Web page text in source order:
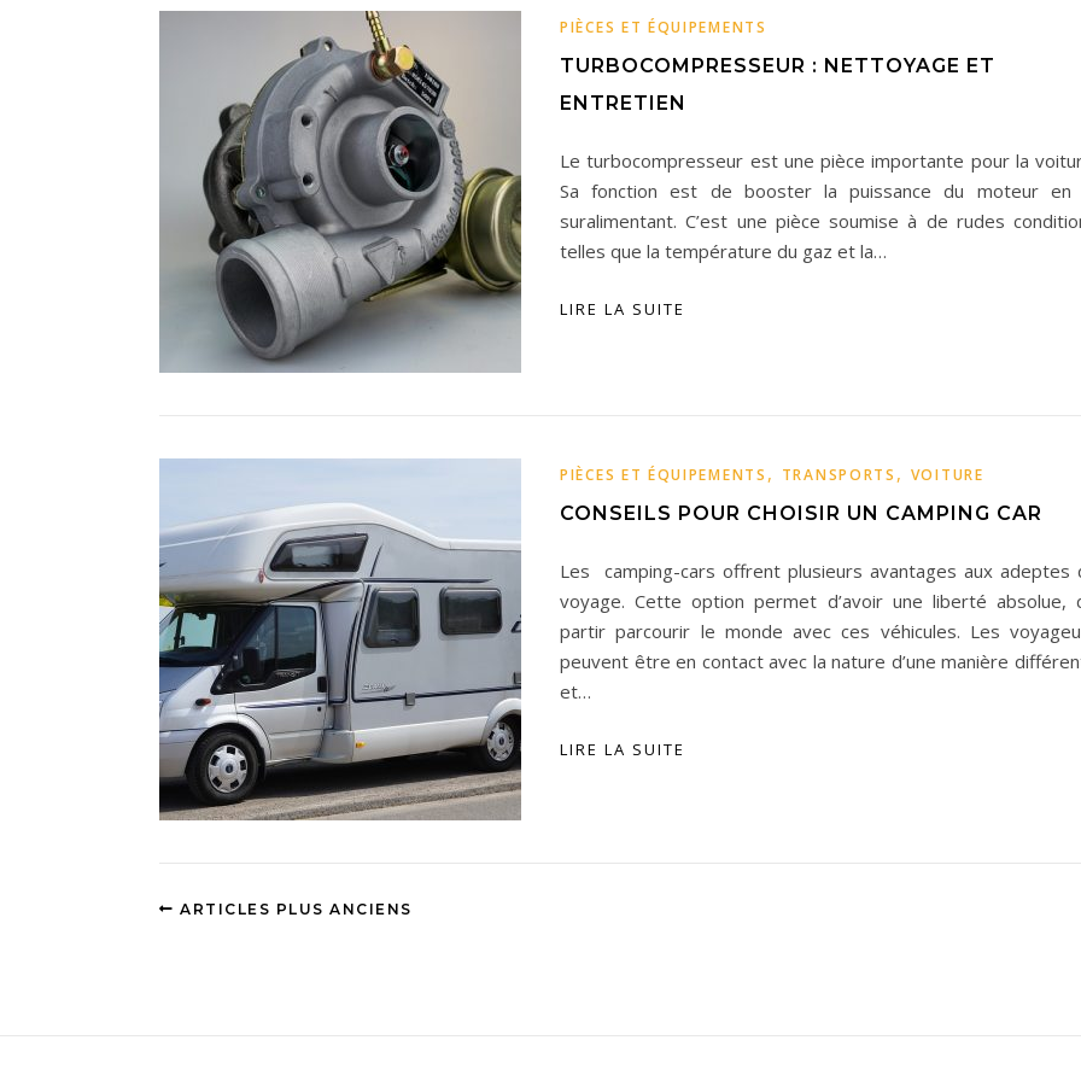
PIÈCES ET ÉQUIPEMENTS
TURBOCOMPRESSEUR : NETTOYAGE ET
ENTRETIEN
Le turbocompresseur est une pièce importante pour la
Sa fonction est de booster la puissance du moteur en
suralimentant. C’est une pièce soumise à de rudes
telles que la température du gaz et la…
LIRE LA SUITE
PIÈCES ET ÉQUIPEMENTS , TRANSPORTS , VOITURE
CONSEILS POUR CHOISIR UN CAMPING CAR
Les camping-cars offrent plusieurs avantages aux adeptes
voyage. Cette option permet d’avoir une liberté absolue,
partir parcourir le monde avec ces véhicules. Les
peuvent être en contact avec la nature d’une manière
et…
LIRE LA SUITE
ARTICLES PLUS ANCIENS